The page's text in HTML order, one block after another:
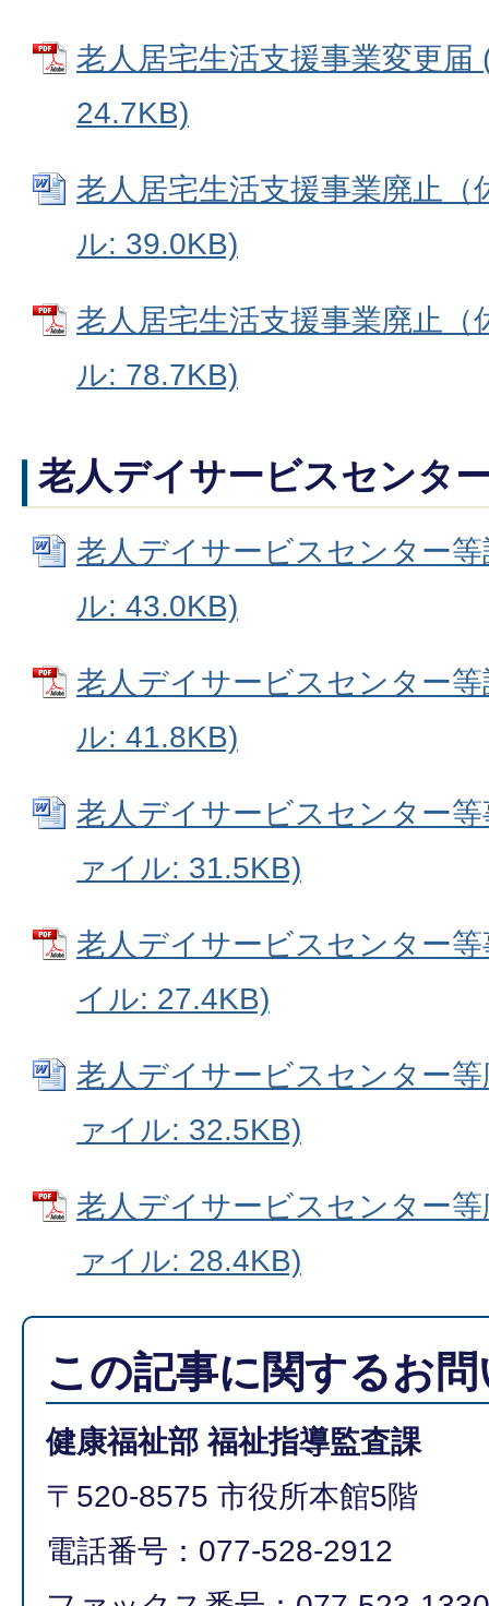
老人居宅生活支援事業変更届
24.7KB)
老人居宅生活支援事業廃止（
ル: 39.0KB)
老人居宅生活支援事業廃止（
ル: 78.7KB)
老人デイサービスセンタ
老人デイサービスセンター
ル: 43.0KB)
老人デイサービスセンター
ル: 41.8KB)
老人デイサービスセンター
ァイル: 31.5KB)
老人デイサービスセンター
イル: 27.4KB)
老人デイサービスセンター
ァイル: 32.5KB)
老人デイサービスセンター
ァイル: 28.4KB)
この記事に関するお
健康福祉部 福祉指導監査課
〒520-8575 市役所本館5階
電話番号：077-528-2912